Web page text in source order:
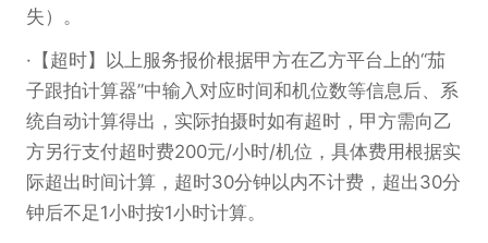
失）。
【超时】以上服务报价根据甲方在乙方平台上的“茄
子跟拍计算器”中输入对应时间和机位数等信息后、系
统自动计算得出，实际拍摄时如有超时，甲方需向乙
方另行支付超时费200元/小时/机位，具体费用根据实
际超出时间计算，超时30分钟以内不计费，超出30分
钟后不足1小时按1小时计算。